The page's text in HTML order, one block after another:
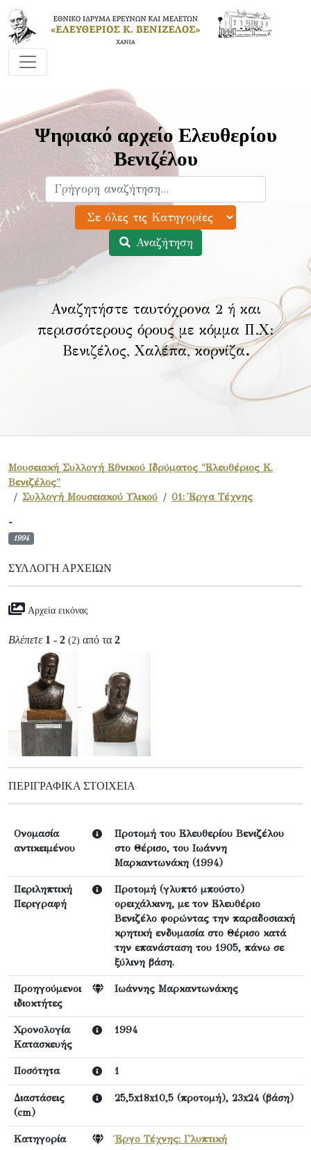
Ψηφιακό αρχείο Ελευθερίου
Βενιζέλου
Αναζήτηση
Αναζητήστε ταυτόχρονα 2 ή και
περισσότερους όρους με κόμμα Π.Χ:
Βενιζέλος, Χαλέπα, κορνίζα.
Μουσειακή Συλλογή Εθνικού Ιδρύματος "Ελευθέριος Κ.
Βενιζέλος"
Συλλογή Μουσειακού Υλικού
01: Έργα Τέχνης
-
1994
ΣΥΛΛΟΓΉ ΑΡΧΕΊΩΝ
Αρχεία εικόνας
Βλέπετε 1 - 2 (2) από τα 2
ΠΕΡΙΓΡΑΦΙΚΆ ΣΤΟΙΧΕΊΑ
Ονομασία
αντικειμένου
Προτομή του Ελευθερίου Βενιζέλου
στο Θέρισο, του Ιωάννη
Μαρκαντωνάκη (1994)
Περιληπτική
Περιγραφή
Προτομή (γλυπτό μπούστο)
ορειχάλκινη, με τον Ελευθέριο
Βενιζέλο φορώντας την παραδοσιακή
κρητική ενδυμασία στο Θέρισο κατά
την επανάσταση του 1905, πάνω σε
ξύλινη βάση.
Προηγούμενοι
ιδιοκτήτες
Ιωάννης Μαρκαντωνάκης
Χρονολογία
Κατασκευής
1994
Ποσότητα 1
Διαστάσεις
(cm)
25,5x18x10,5 (προτομή), 23x24 (βάση)
Κατηγορία Έργο Τέχνης: Γλυπτική